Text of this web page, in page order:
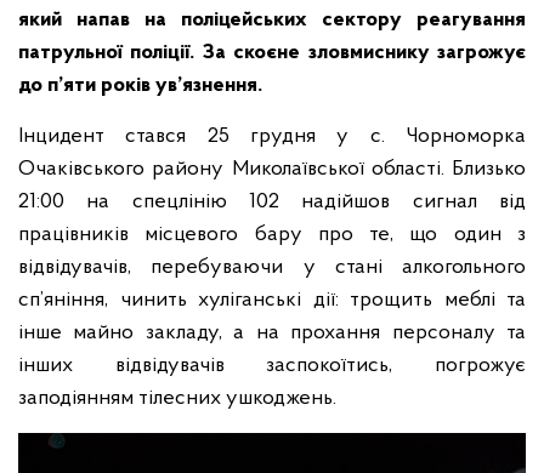
який напав на поліцейських сектору реагування
патрульної поліції. За скоєне зловмиснику загрожує
до п’яти років ув’язнення.
Інцидент стався 25 грудня у с. Чорноморка
Очаківського району Миколаївської області. Близько
21:00 на спецлінію 102 надійшов сигнал від
працівників місцевого бару про те, що один з
відвідувачів, перебуваючи у стані алкогольного
сп’яніння, чинить хуліганські дії: трощить меблі та
інше майно закладу, а на прохання персоналу та
інших відвідувачів заспокоїтись, погрожує
заподіянням тілесних ушкоджень.